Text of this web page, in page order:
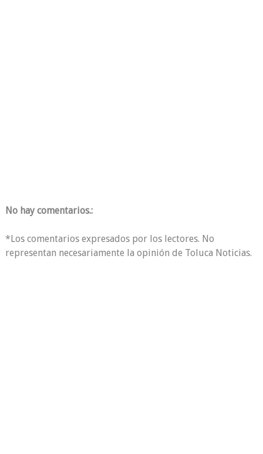
No hay comentarios.:
*Los comentarios expresados por los lectores. No
representan necesariamente la opinión de Toluca Noticias.